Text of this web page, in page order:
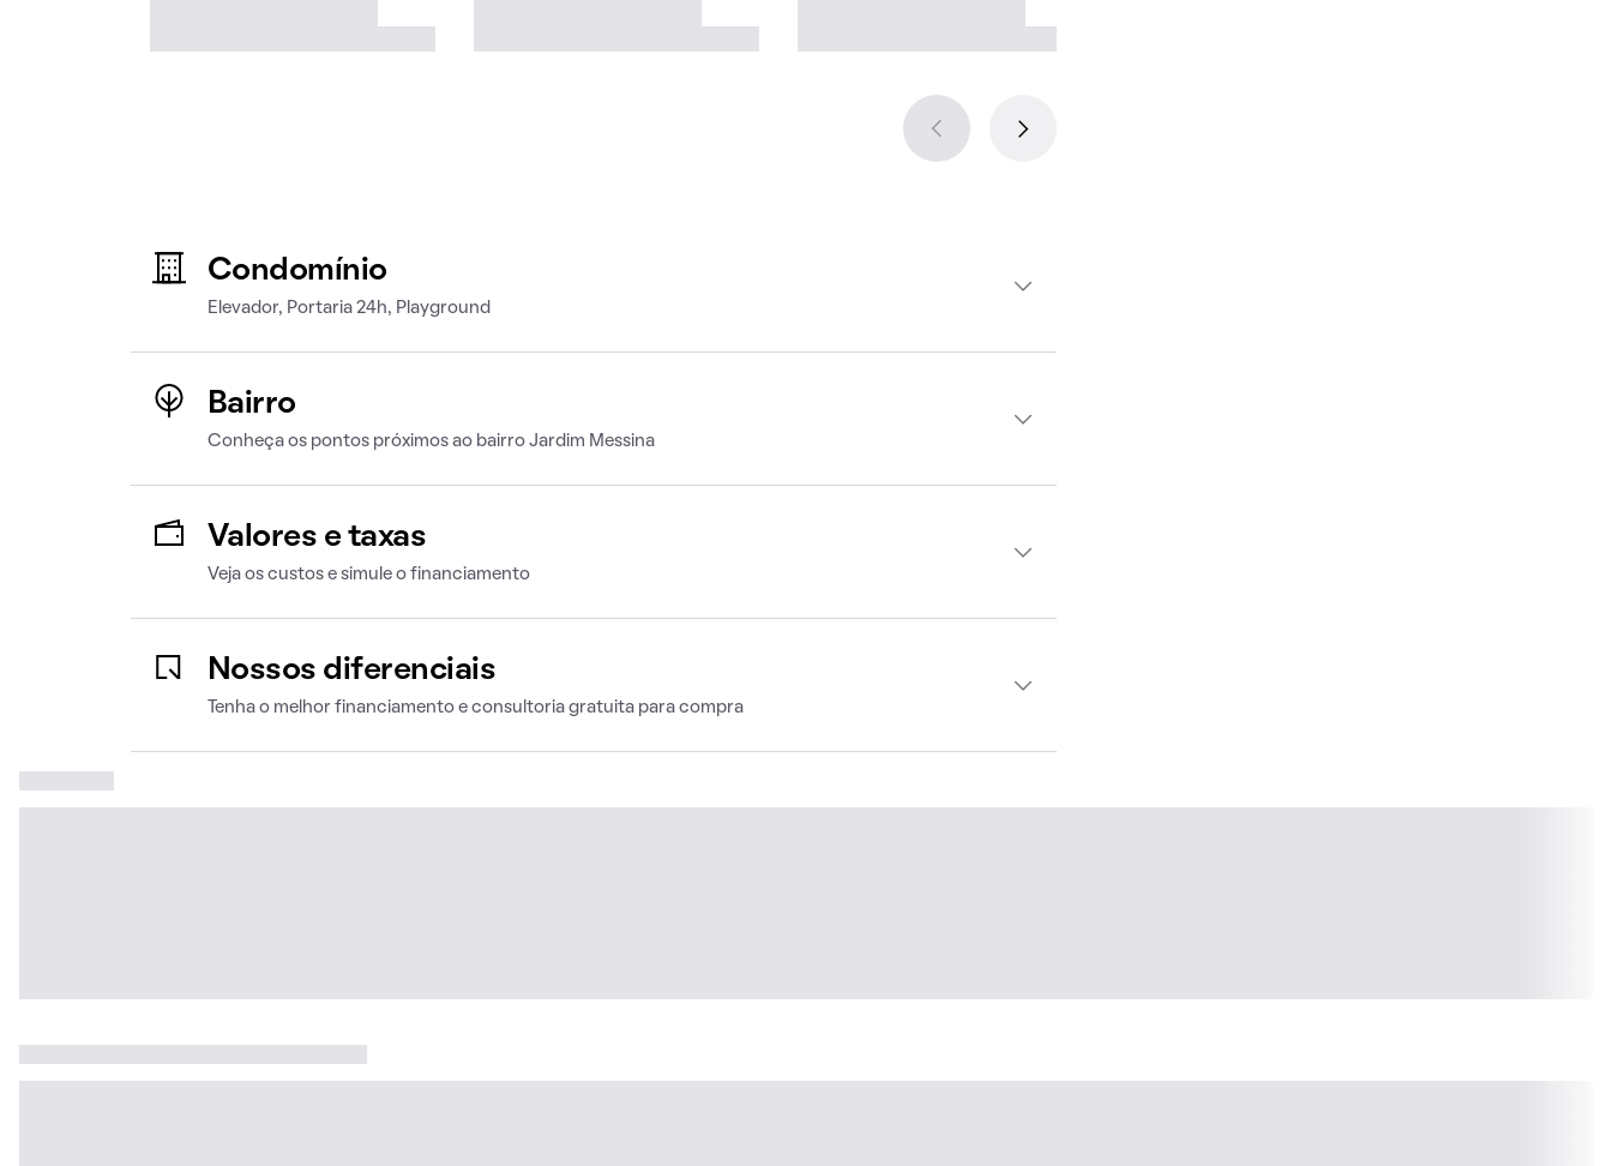
Condomínio
Elevador, Portaria 24h, Playground
Bairro
Conheça os pontos próximos ao bairro Jardim Messina
Valores e taxas
Veja os custos e simule o financiamento
Nossos diferenciais
Tenha o melhor financiamento e consultoria gratuita para compra